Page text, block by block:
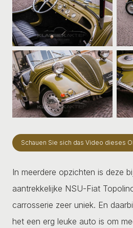
Schauen Sie sich das Video dieses
In meerdere opzichten is deze
aantrekkelijke NSU-Fiat
carrosserie zeer uniek. En
het een erg leuke auto is om